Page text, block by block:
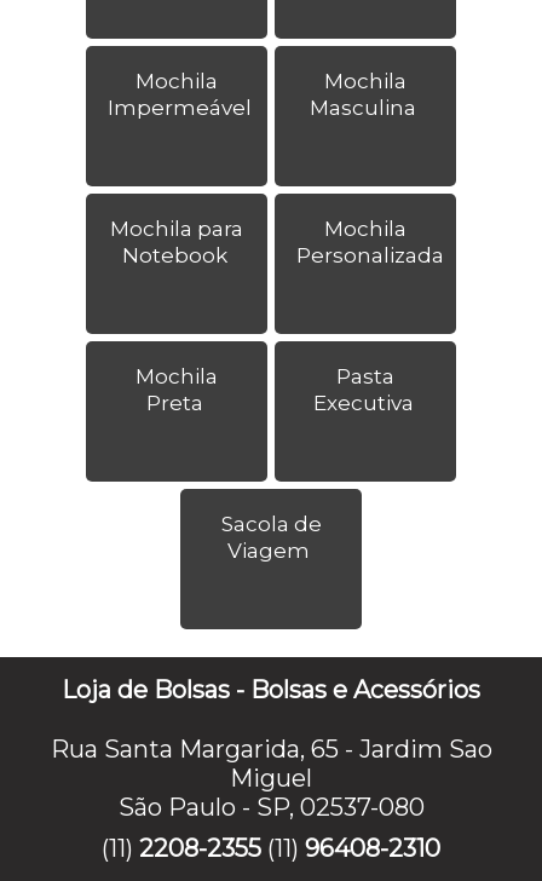
Mochila
Impermeável
Mochila
Masculina
Mochila para
Notebook
Mochila
Personalizada
Mochila
Preta
Pasta
Executiva
Sacola de
Viagem
Loja de Bolsas - Bolsas e Acessórios
Rua Santa Margarida, 65 - Jardim Sao
Miguel
São Paulo - SP, 02537-080
(11) 2208-2355 (11) 96408-2310